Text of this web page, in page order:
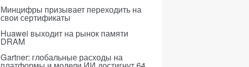
Минцифры призывает переходить на
свои сертификаты
Huawei выходит на рынок памяти
DRAM
Gartner: глобальные расходы на